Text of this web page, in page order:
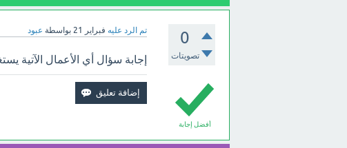
0
تصويتات
تم الرد عليه فبراير 21 بواسطة عبود
أفضل إجابة
إجابة سؤال أي الأعمال الآتية